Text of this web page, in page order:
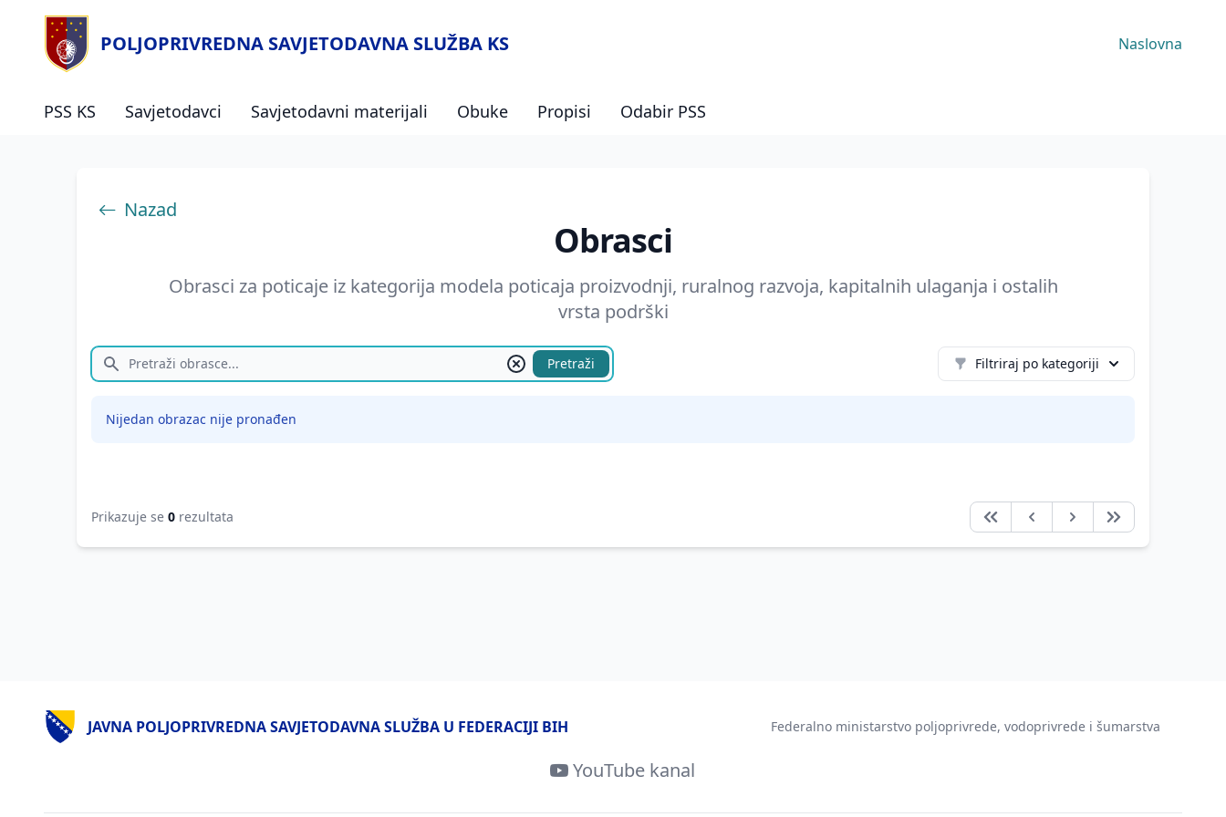
POLJOPRIVREDNA SAVJETODAVNA SLUŽBA KS Naslovna
PSS KS Savjetodavci Savjetodavni materijali Obuke Propisi Odabir PSS
Nazad
Obrasci
Obrasci za poticaje iz kategorija modela poticaja proizvodnji, ruralnog razvoja, kapitalnih ulaganja i ostalih
vrsta podrški
Pretraži Filtriraj po kategoriji
Nijedan obrazac nije pronađen
Prikazuje se 0 rezultata
JAVNA POLJOPRIVREDNA SAVJETODAVNA SLUŽBA U FEDERACIJI BIH Federalno ministarstvo poljoprivrede, vodoprivrede i šumarstva
YouTube kanal